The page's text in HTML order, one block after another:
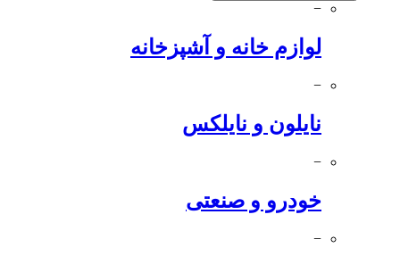
−
لوازم خانه و آشپزخانه
−
نایلون و نایلکس
−
خودرو و صنعتی
−